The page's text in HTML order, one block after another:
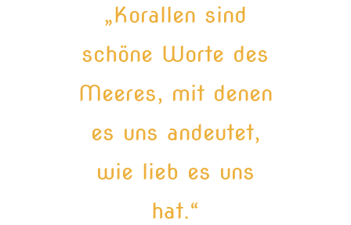
„Korallen sind
schöne Worte des
Meeres, mit denen
es uns andeutet,
wie lieb es uns
hat.“